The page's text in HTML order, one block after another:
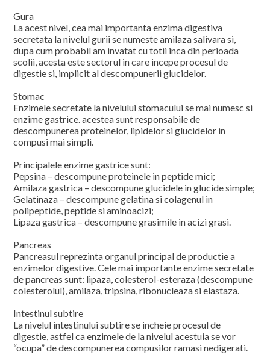
Gura
La acest nivel, cea mai importanta enzima digestiva
secretata la nivelul gurii se numeste amilaza salivara si,
dupa cum probabil am invatat cu totii inca din perioada
scolii, acesta este sectorul in care incepe procesul de
digestie si, implicit al descompunerii glucidelor.
Stomac
Enzimele secretate la nivelului stomacului se mai numesc si
enzime gastrice. acestea sunt responsabile de
descompunerea proteinelor, lipidelor si glucidelor in
compusi mai simpli.
Principalele enzime gastrice sunt:
Pepsina – descompune proteinele in peptide mici;
Amilaza gastrica – descompune glucidele in glucide simple;
Gelatinaza – descompune gelatina si colagenul in
polipeptide, peptide si aminoacizi;
Lipaza gastrica – descompune grasimile in acizi grasi.
Pancreas
Pancreasul reprezinta organul principal de productie a
enzimelor digestive. Cele mai importante enzime secretate
de pancreas sunt: lipaza, colesterol-esteraza (descompune
colesterolul), amilaza, tripsina, ribonucleaza si elastaza.
Intestinul subtire
La nivelul intestinului subtire se incheie procesul de
digestie, astfel ca enzimele de la nivelul acestuia se vor
“ocupa” de descompunerea compusilor ramasi nedigerati.